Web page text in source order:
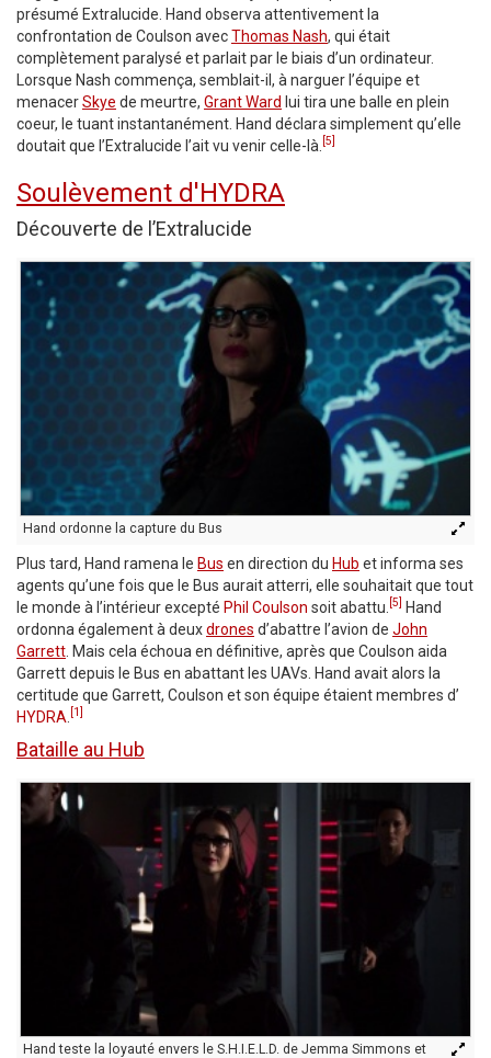
présumé Extralucide. Hand observa attentivement la
confrontation de Coulson avecThomas Nash, qui était
complètement paralysé et parlait par le biais d’un ordinateur.
Lorsque Nash commença, semblait-il, à narguer l’équipe et
menacerSkye de meurtre, Grant Ward lui tira une balle en plein
coeur, le tuant instantanément. Hand déclara simplement qu’elle
doutait que l’Extralucide l’ait vu venir celle-là. [5]
Soulèvement d'HYDRA
Découverte de l’Extralucide
Hand ordonne la capture du Bus
Plus tard, Hand ramena le Bus en direction du Hub et informa ses
agents qu’une fois que le Bus aurait atterri, elle souhaitait que tout
le monde à l’intérieur excepté Phil Coulson soit abattu. [5] Hand
ordonna également à deuxdrones d’abattre l’avion de John
Garrett . Mais cela échoua en définitive, après que Coulson aida
Garrett depuis le Bus en abattant les UAVs. Hand avait alors la
certitude que Garrett, Coulson et son équipe étaient membres d’
HYDRA
[1]
Bataille au Hub
Hand teste la loyauté envers le S.H.I.E.L.D. de Jemma Simmons et